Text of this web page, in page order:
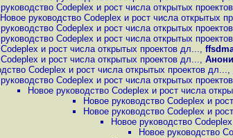
Codeplex и рост числа открытых
Новое руководство Codeplex и рост числа открытых
Codeplex и рост числа открытых
Codeplex и рост числа открытых
и рост числа открытых проектов дл...,
и рост числа открытых проектов дл...,
Codeplex и рост числа открытых проектов дл...,
Codeplex и рост числа открытых
Новое руководство Codeplex и рост числа
Новое руководство Codeplex и
Новое руководство Codeplex и
Новое руководство
Новое руководство